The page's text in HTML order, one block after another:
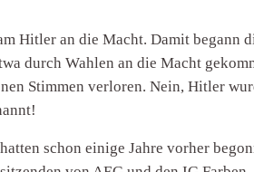
Hitler an die Macht. Damit begann
durch Wahlen an die Macht
Stimmen verloren. Nein, Hitler
schon einige Jahre vorher